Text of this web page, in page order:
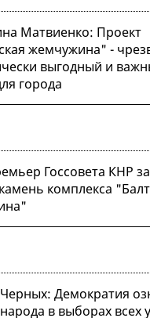
Матвиенко: Проект
жемчужина" -
выгодный и
города
Госсовета КНР
комплекса
Демократия
в выборах всех